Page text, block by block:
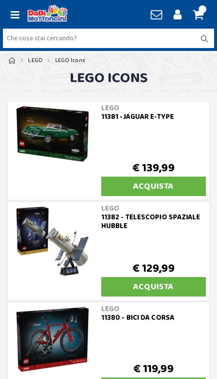
LEGO LEGO Icons
LEGO ICONS
LEGO
11381 -JAGUAR E-TYPE
€ 139,99
ACQUISTA
LEGO
11382 - TELESCOPIO SPAZIALE
HUBBLE
€ 129,99
ACQUISTA
LEGO
11380 - BICI DA CORSA
€ 119,99